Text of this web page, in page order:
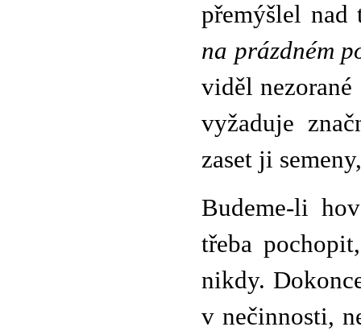
přemýšlel nad
na prázdném
viděl nezorané
vyžaduje
zaset ji
Budeme-li
třeba
nikdy.
v nečinnosti,